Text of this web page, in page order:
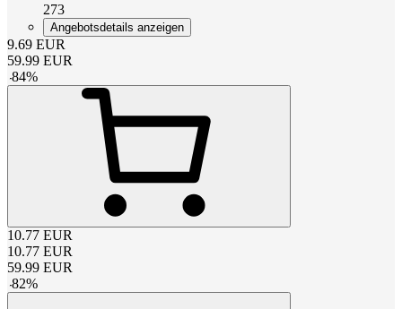
273
Angebotsdetails anzeigen
9.69 EUR
59.99 EUR
-84%
10.77 EUR
10.77 EUR
59.99 EUR
-82%